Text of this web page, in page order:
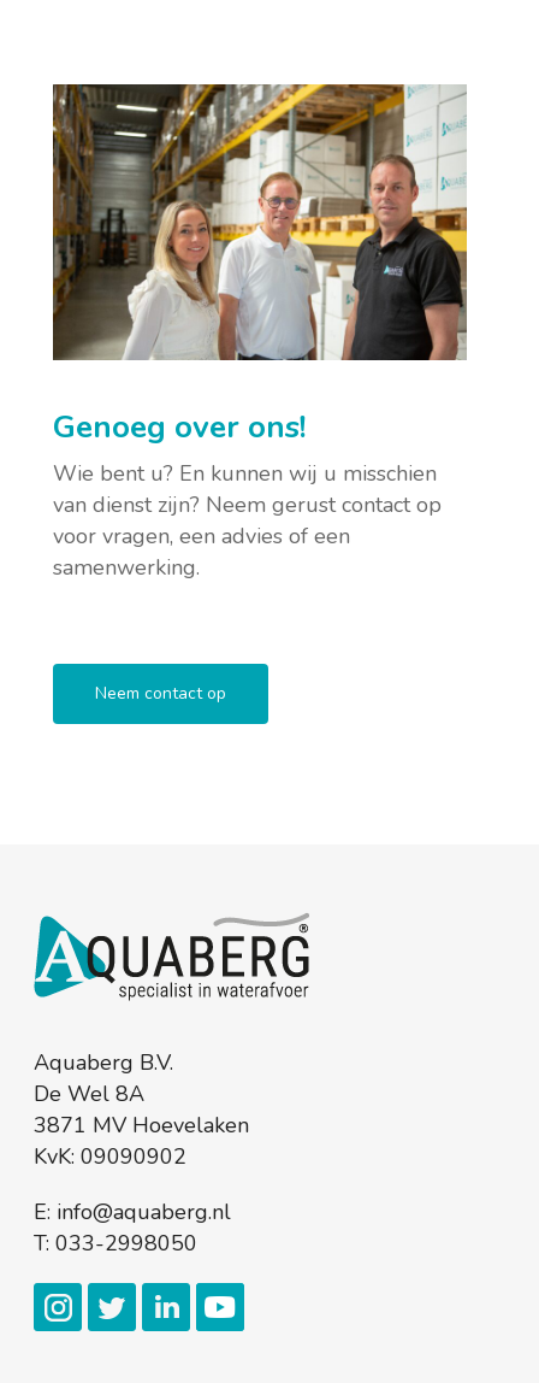
Genoeg over ons!
Wie bent u? En kunnen wij u misschien
van dienst zijn? Neem gerust contact op
voor vragen, een advies of een
samenwerking.
Neem contact op
Aquaberg B.V.
De Wel 8A
3871 MV Hoevelaken
KvK: 09090902
E: info@aquaberg.nl
T:033-2998050